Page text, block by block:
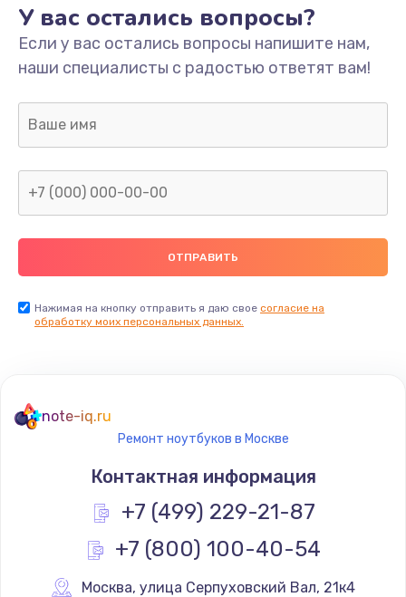
У вас остались вопросы?
Если у вас остались вопросы напишите нам,
наши специалисты с радостью ответят вам!
Нажимая на кнопку отправить я даю свое согласие на
обработку моих персональных данных.
note-iq.ru
Ремонт ноутбуков в Москве
Контактная информация
+7 (499) 229-21-87
+7 (800) 100-40-54
Москва, улица Серпуховский Вал, 21к4